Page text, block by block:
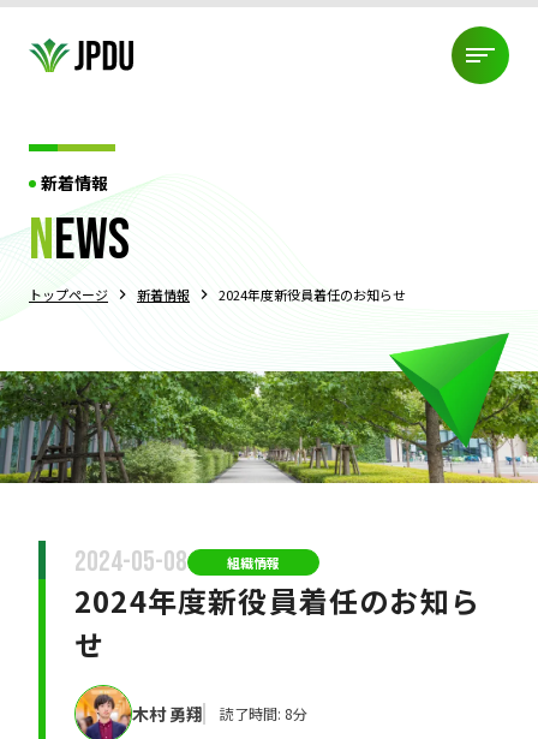
ABOUT US
ABOUT US
JPDU加盟団体
プライバシーポリシー
TOURNAMENT
JPDU大会について
ABOUT DEBATE
ABOUT DEBATE
ディベートとは?!3つの競技スタイルディベートの始め方
身に付くスキルコーチ派遣制度
NEWS
新着情報
news
トップページ 新着情報 2024年度新役員着任のお知らせ
2024-05-08 組織情報
2024年度新役員着任のお知ら
せ
木村 勇翔 読了時間: 8分